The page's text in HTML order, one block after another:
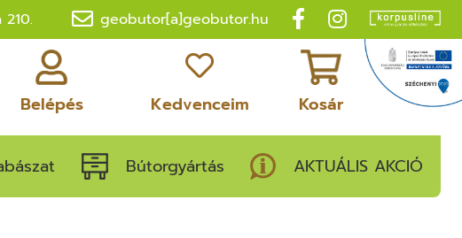
geobutor[a]geobutor.hu
Belépés Kedvenceim Kosár
Bútorgyártás AKTUÁLIS AKCIÓ